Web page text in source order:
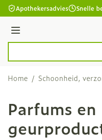
Ga naar de inhoud
Apothekersadvies Snelle
Menu
Home / Schoonheid,
Parfums en